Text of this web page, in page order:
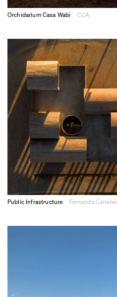
Orchidarium Casa Wabi CCA
Public Infrastructure Fernanda Canales